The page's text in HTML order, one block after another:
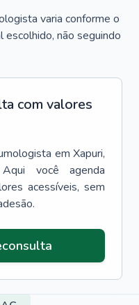
varia conforme o
escolhido, não seguindo
com valores
em Xapuri,
você agenda
acessíveis, sem